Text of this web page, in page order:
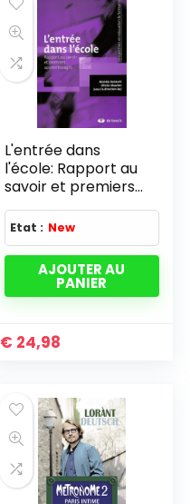
L'entrée dans
l'école: Rapport au
savoir et premiers
apprentissages
(2007)
Etat : New
AJOUTER AU
PANIER
€ 24,98